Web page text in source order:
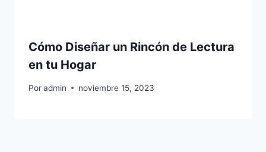
Cómo Diseñar un Rincón de Lectura
en tu Hogar
Poradmin noviembre 15, 2023